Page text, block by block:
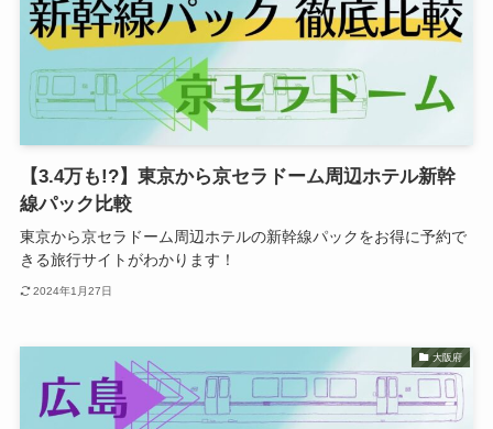
【3.4万も!?】東京から京セラドーム周辺ホテル新幹
線パック比較
東京から京セラドーム周辺ホテルの新幹線パックをお得に予約で
きる旅行サイトがわかります！
2024年1月27日
大阪府